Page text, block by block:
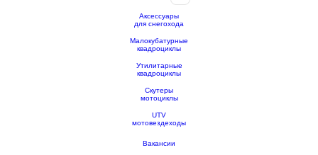
Аксессуары
для снегохода
Малокубатурные
квадроциклы
Утилитарные
квадроциклы
Скутеры
мотоциклы
UTV
мотовездеходы
Вакансии